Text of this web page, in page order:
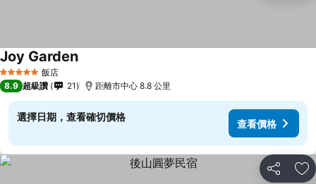
5 星級 飯店
Joy Garden
8.9 超級讚 21 距離市中心 8.8 公里
選擇日期，查看確切價格
查看價格
分享 加